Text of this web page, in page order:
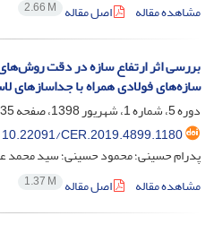
مشاهده مقاله اصل مقاله 2.66 M
بررسی اثر ارتفاع سازه در دقت
سازه‌های فولادی همراه با جداسازهای
دوره 5، شماره 1، شهریور 1398، صفحه
35-49
10.22091/CER.2019.4899.1180
پدرام حسینی؛ محمود حسینی؛ سید محمد
مشاهده مقاله
اصل مقاله 1.37 M